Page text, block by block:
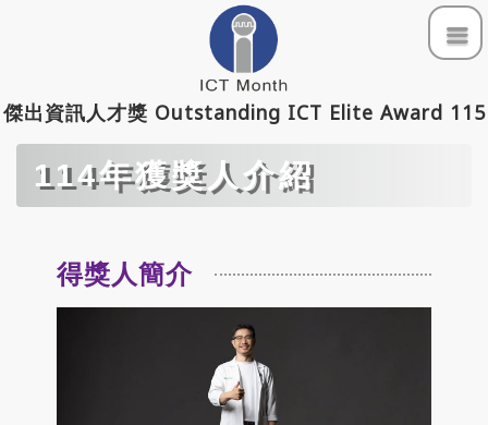
傑出資訊人才獎 Outstanding ICT Elite Award 115
立即報名
評選機制
114年獲獎人介紹
114年獲獎人介紹
得獎人簡介